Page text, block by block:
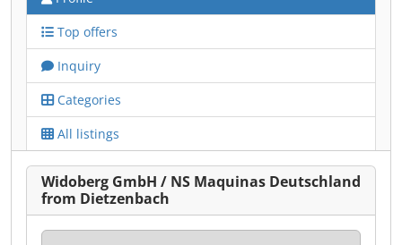
Top offers
Inquiry
Categories
All listings
Widoberg GmbH / NS Maquinas Deutschland
from Dietzenbach